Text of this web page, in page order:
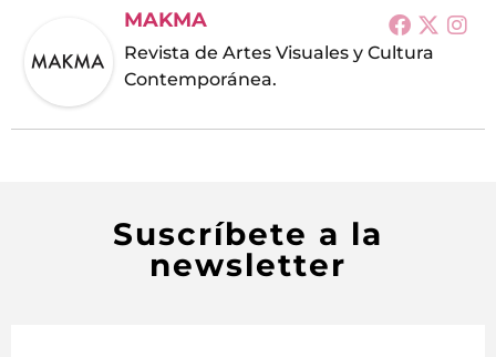
MAKMA
Revista de Artes Visuales y Cultura
Contemporánea.
Suscríbete a la
newsletter